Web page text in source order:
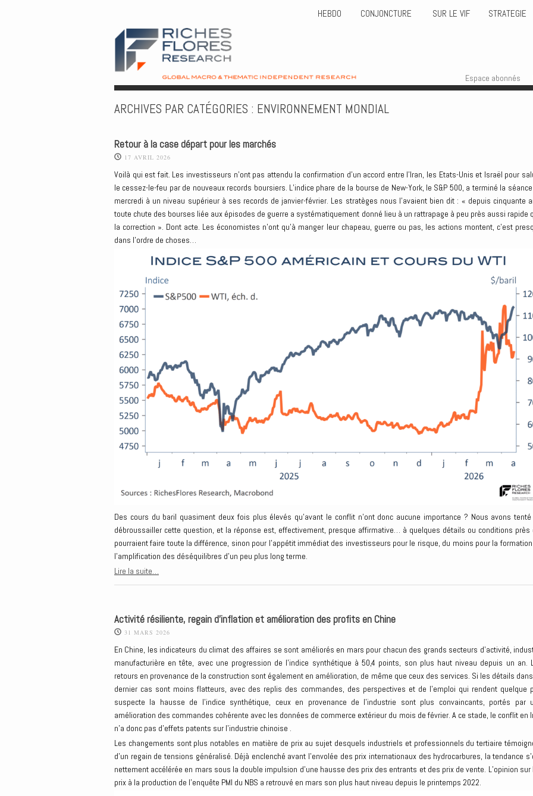
HEBDO CONJONCTURE SUR LE VIF STRATEGIE
Menu
Skip to content
Espace abonnés
ARCHIVES PAR CATÉGORIES : ENVIRONNEMENT MONDIAL
Retour à la case départ pour les marchés
17 AVRIL 2026
Voilà qui est fait. Les investisseurs n’ont pas attendu la confirmation d’un accord entre l’Iran, les Etats-Unis et Israël pour
le cessez-le-feu par de nouveaux records boursiers. L’indice phare de la bourse de New-York, le S&P 500, a terminé la
mercredi à un niveau supérieur à ses records de janvier-février. Les stratèges nous l’avaient bien dit : « depuis cinquante
toute chute des bourses liée aux épisodes de guerre a systématiquement donné lieu à un rattrapage à peu près aussi rapide
la correction ». Dont acte. Les économistes n’ont qu’à manger leur chapeau, guerre ou pas, les actions montent, c’est
dans l’ordre de choses…
Des cours du baril quasiment deux fois plus élevés qu’avant le conflit n’ont donc aucune importance ? Nous avons tenté
débroussailler cette question, et la réponse est, effectivement, presque affirmative… à quelques détails ou conditions près
pourraient faire toute la différence, sinon pour l’appétit immédiat des investisseurs pour le risque, du moins pour la
l’amplification des déséquilibres d’un peu plus long terme.
Lire la suite…
Activité résiliente, regain d’inflation et amélioration des profits en Chine
31 MARS 2026
En Chine, les indicateurs du climat des affaires se sont améliorés en mars pour chacun des grands secteurs d’activité,
manufacturière en tête, avec une progression de l’indice synthétique à 50,4 points, son plus haut niveau depuis un an.
retours en provenance de la construction sont également en amélioration, de même que ceux des services. Si les détails
dernier cas sont moins flatteurs, avec des replis des commandes, des perspectives et de l’emploi qui rendent quelque
suspecte la hausse de l’indice synthétique, ceux en provenance de l’industrie sont plus convaincants, portés par
amélioration des commandes cohérente avec les données de commerce extérieur du mois de février. A ce stade, le conflit en
n’a donc pas d’effets patents sur l’industrie chinoise .
Les changements sont plus notables en matière de prix au sujet desquels industriels et professionnels du tertiaire
d’un regain de tensions généralisé. Déjà enclenché avant l’envolée des prix internationaux des hydrocarbures, la tendance
nettement accélérée en mars sous la double impulsion d’une hausse des prix des entrants et des prix de vente. L’opinion sur
prix à la production de l’enquête PMI du NBS a retrouvé en mars son plus haut niveau depuis le printemps 2022.